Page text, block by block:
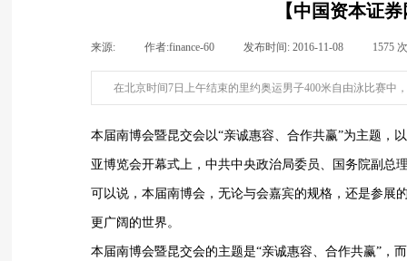
【中国资本证
来源: 作者:finance-60 发布时间: 2016-11-08 1575
在北京时间7日上午结束的里约奥运男子400米自由泳比赛中
本届南博会暨昆交会以“亲诚惠容、合作共赢”为主题，
亚博览会开幕式上，中共中央政治局委员、国务院副总
可以说，本届南博会，无论与会嘉宾的规格，还是参展
更广阔的世界。
本届南博会暨昆交会的主题是“亲诚惠容、合作共赢”，